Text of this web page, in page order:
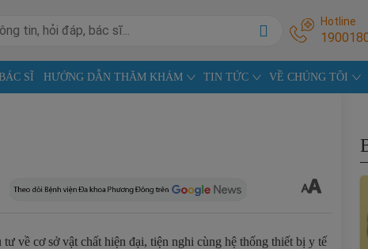
Hotline
SĨ HƯỚNG DẪN THĂM KHÁM TIN TỨC VỀ CHÚNG TÔI
về cơ sở vật chất hiện đại, tiện nghi cùng hệ thống thiết bị y tế